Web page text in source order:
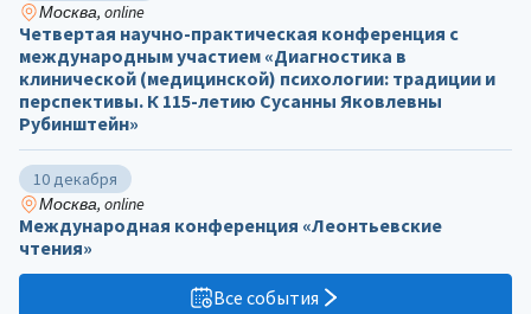
Москва, online
Четвертая научно-практическая конференция с
международным участием «Диагностика в
клинической (медицинской) психологии: традиции и
перспективы. К 115-летию Сусанны Яковлевны
Рубинштейн»
10 декабря
Москва, online
Международная конференция «Леонтьевские
чтения»
Все события